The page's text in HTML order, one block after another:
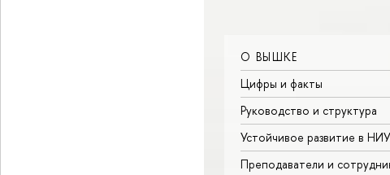
О ВЫШКЕ
Цифры и факты
Руководство и структура
Устойчивое развитие в
Преподаватели и